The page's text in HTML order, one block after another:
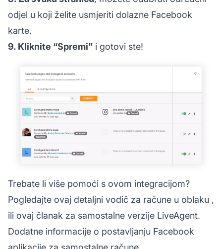
odjel u koji želite usmjeriti dolazne Facebook
karte.
9. Kliknite “Spremi” i gotovi ste!
Trebate li više pomoći s ovom integracijom?
Pogledajte ovaj detaljni vodič za račune u oblaku ,
ili ovaj članak za samostalne verzije LiveAgent.
Dodatne informacije o postavljanju Facebook